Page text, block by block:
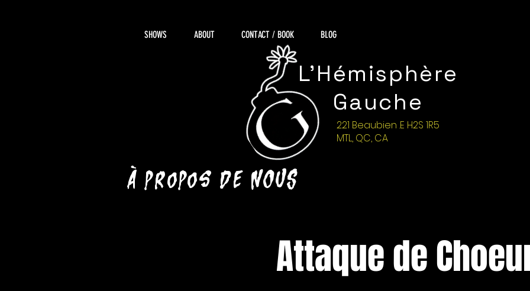
221 Beaubien .E H2S 1R5
MTL, QC, CA
L'Hémisphère
Gauche
SHOWS ABOUT CONTACT / BOOK BLOG
À propos de NOUS
Attaque de